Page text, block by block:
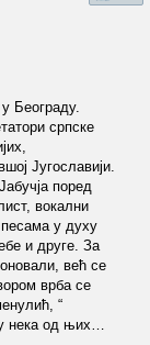
Београду.
српске
Југославији.
поред
вокални
песама у духу
и друге. За
већ се
врба се
“
нека од њих…